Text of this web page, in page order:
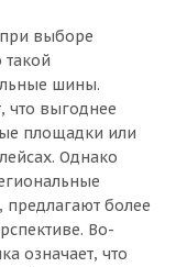
выборе
такой
шины.
что выгоднее
площадки или
Однако
более
Во-
означает, что